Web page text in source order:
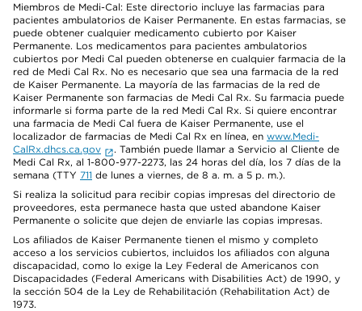
Miembros de Medi-Cal: Este directorio incluye las farmacias para
pacientes ambulatorios de Kaiser Permanente. En estas farmacias, se
puede obtener cualquier medicamento cubierto por Kaiser
Permanente. Los medicamentos para pacientes ambulatorios
cubiertos por Medi Cal pueden obtenerse en cualquier farmacia de la
red de Medi Cal Rx. No es necesario que sea una farmacia de la red
de Kaiser Permanente. La mayoría de las farmacias de la red de
Kaiser Permanente son farmacias de Medi Cal Rx. Su farmacia puede
informarle si forma parte de la red Medi Cal Rx. Si quiere encontrar
una farmacia de Medi Cal fuera de Kaiser Permanente, use el
localizador de farmacias de Medi Cal Rx en línea, en www.Medi-
CalRx.dhcs.ca.gov
. También puede llamar a Servicio al Cliente de
Medi Cal Rx, al 1-800-977-2273, las 24 horas del día, los 7 días de la
semana (TTY 711 de lunes a viernes, de 8 a. m. a 5 p. m.).
Si realiza la solicitud para recibir copias impresas del directorio de
proveedores, esta permanece hasta que usted abandone Kaiser
Permanente o solicite que dejen de enviarle las copias impresas.
Los afiliados de Kaiser Permanente tienen el mismo y completo
acceso a los servicios cubiertos, incluidos los afiliados con alguna
discapacidad, como lo exige la Ley Federal de Americanos con
Discapacidades (Federal Americans with Disabilities Act) de 1990, y
la sección 504 de la Ley de Rehabilitación (Rehabilitation Act) de
1973.